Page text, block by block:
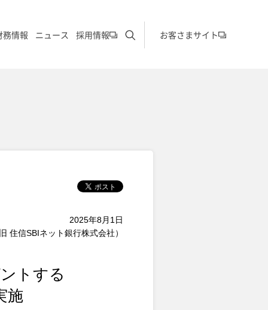
務情報 ニュース 採用情報 サイト内検索を開く
お客さまサイト
2025年8月1日
住信SBIネット銀行株式会社）
トする
施